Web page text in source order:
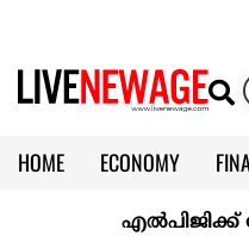
HOME ECONOMY
KERALA @70
എല്‍പിജിക്ക്